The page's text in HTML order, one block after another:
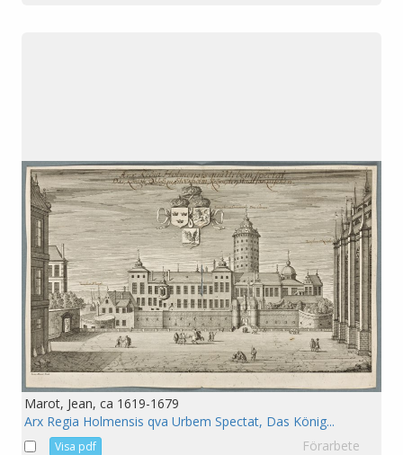
Marot, Jean, ca 1619-1679
Arx Regia Holmensis qva Urbem Spectat, Das König...
Visa pdf Förarbete